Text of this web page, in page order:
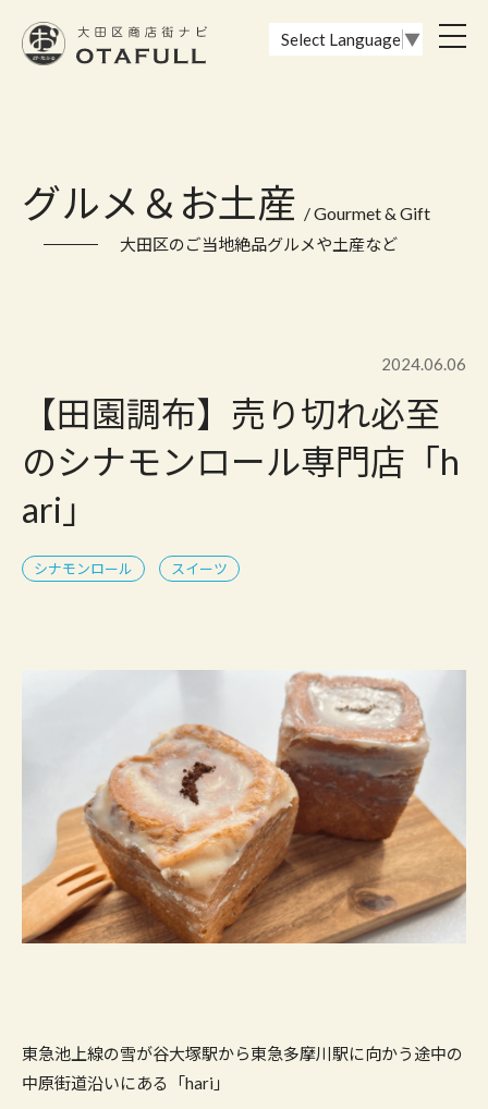
Select Language ▼
グルメ＆お土産 / Gourmet & Gift
大田区のご当地絶品グルメや土産など
2024.06.06
【田園調布】売り切れ必至
のシナモンロール専門店「h
ari」
シナモンロール スイーツ
東急池上線の雪が谷大塚駅から東急多摩川駅に向かう途中の
中原街道沿いにある「hari」